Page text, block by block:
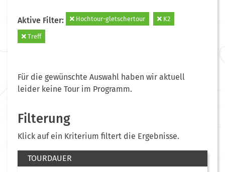
Aktive Filter: Hochtour-gletschertour K2
Treff
Für die gewünschte Auswahl haben wir aktuell
leider keine Tour im Programm.
Filterung
Klick auf ein Kriterium filtert die Ergebnisse.
TOURDAUER